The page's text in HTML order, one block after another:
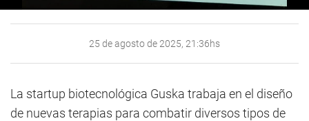
25 de agosto de 2025, 21:36hs
La startup biotecnológica Guska trabaja en el diseño
de nuevas terapias para combatir diversos tipos de